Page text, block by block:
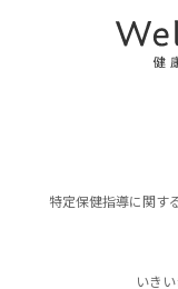
特定保健指導に関す
いき